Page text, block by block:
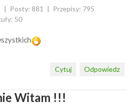
Posty: 881
Przepisy: 795
50
Odpowiedz
Cytuj
Witam !!!